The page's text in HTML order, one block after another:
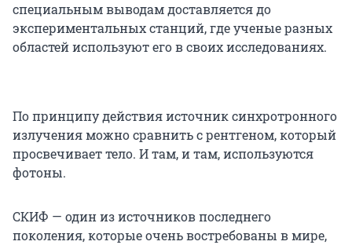
специальным выводам доставляется до
экспериментальных станций, где ученые разных
областей используют его в своих исследованиях.
По принципу действия источник синхротронного
излучения можно сравнить с рентгеном, который
просвечивает тело. И там, и там, используются
фотоны.
СКИФ — один из источников последнего
поколения, которые очень востребованы в мире,